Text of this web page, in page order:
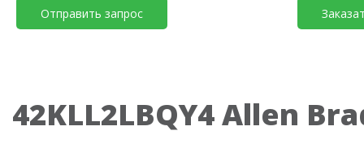
Отправить запрос
42KLL2LBQY4 Allen